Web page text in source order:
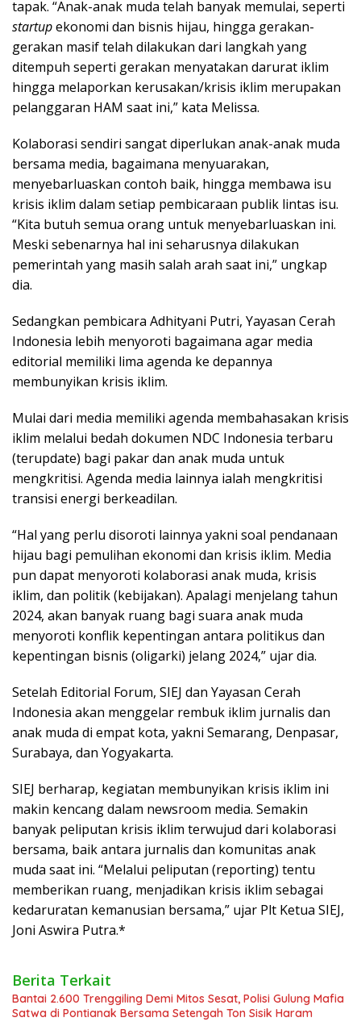
tapak. “Anak-anak muda telah banyak memulai, seperti
startupekonomi dan bisnis hijau, hingga gerakan-
gerakan masif telah dilakukan dari langkah yang
ditempuh seperti gerakan menyatakan darurat iklim
hingga melaporkan kerusakan/krisis iklim merupakan
pelanggaran HAM saat ini,” kata Melissa.
Kolaborasi sendiri sangat diperlukan anak-anak muda
bersama media, bagaimana menyuarakan,
menyebarluaskan contoh baik, hingga membawa isu
krisis iklim dalam setiap pembicaraan publik lintas isu.
“Kita butuh semua orang untuk menyebarluaskan ini.
Meski sebenarnya hal ini seharusnya dilakukan
pemerintah yang masih salah arah saat ini,” ungkap
dia.
Sedangkan pembicara Adhityani Putri, Yayasan Cerah
Indonesia lebih menyoroti bagaimana agar media
editorial memiliki lima agenda ke depannya
membunyikan krisis iklim.
Mulai dari media memiliki agenda membahasakan krisis
iklim melalui bedah dokumen NDC Indonesia terbaru
(terupdate) bagi pakar dan anak muda untuk
mengkritisi. Agenda media lainnya ialah mengkritisi
transisi energi berkeadilan.
“Hal yang perlu disoroti lainnya yakni soal pendanaan
hijau bagi pemulihan ekonomi dan krisis iklim. Media
pun dapat menyoroti kolaborasi anak muda, krisis
iklim, dan politik (kebijakan). Apalagi menjelang tahun
2024, akan banyak ruang bagi suara anak muda
menyoroti konflik kepentingan antara politikus dan
kepentingan bisnis (oligarki) jelang 2024,” ujar dia.
Setelah Editorial Forum, SIEJ dan Yayasan Cerah
Indonesia akan menggelar rembuk iklim jurnalis dan
anak muda di empat kota, yakni Semarang, Denpasar,
Surabaya, dan Yogyakarta.
SIEJ berharap, kegiatan membunyikan krisis iklim ini
makin kencang dalam newsroom media. Semakin
banyak peliputan krisis iklim terwujud dari kolaborasi
bersama, baik antara jurnalis dan komunitas anak
muda saat ini. “Melalui peliputan (reporting) tentu
memberikan ruang, menjadikan krisis iklim sebagai
kedaruratan kemanusian bersama,” ujar Plt Ketua SIEJ,
Joni Aswira Putra.*
Berita Terkait
Bantai 2.600 Trenggiling Demi Mitos Sesat, Polisi Gulung Mafia
Satwa di Pontianak Bersama Setengah Ton Sisik Haram